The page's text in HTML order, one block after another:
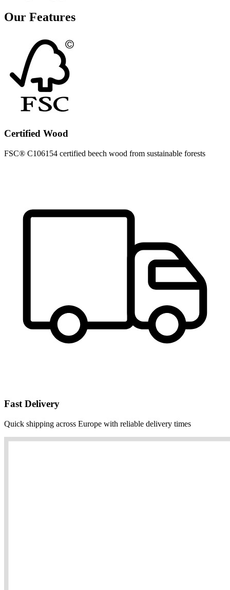
Our Features
Certified Wood
FSC® C106154 certified beech wood from sustainable forests
Fast Delivery
Quick shipping across Europe with reliable delivery times